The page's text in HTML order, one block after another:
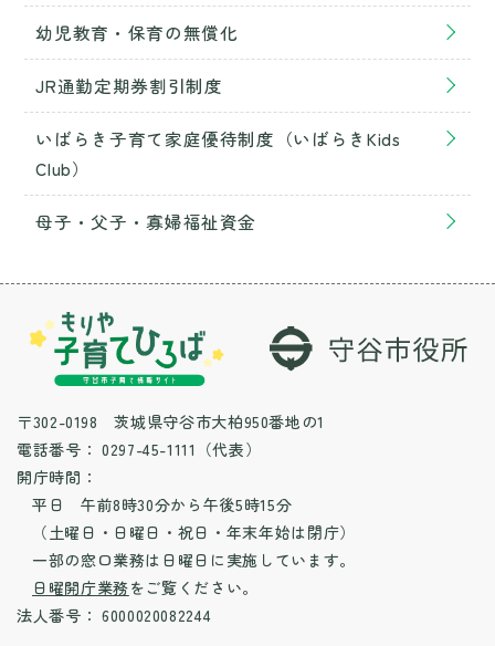
幼児教育・保育の無償化
JR通勤定期券割引制度
いばらき子育て家庭優待制度（いばらきKids
Club）
母子・父子・寡婦福祉資金
〒302-0198 茨城県守谷市大柏950番地の1
電話番号： 0297-45-1111（代表）
開庁時間：
平日 午前8時30分から午後5時15分
（土曜日・日曜日・祝日・年末年始は閉庁）
一部の窓口業務は日曜日に実施しています。
日曜開庁業務をご覧ください。
法人番号： 6000020082244